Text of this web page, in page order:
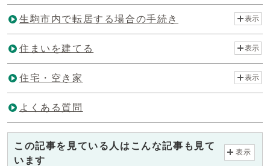
生駒市内で転居する場合の手続き 表示
住まいを建てる 表示
住宅・空き家 表示
よくある質問
この記事を見ている人はこんな記事も見て
います
表示